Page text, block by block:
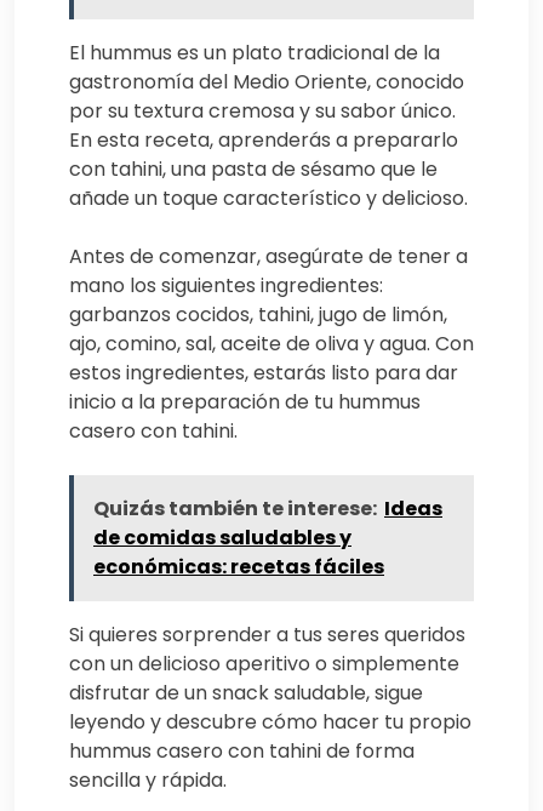
El hummus es un plato tradicional de la
gastronomía del Medio Oriente, conocido
por su textura cremosa y su sabor único.
En esta receta, aprenderás a prepararlo
con tahini, una pasta de sésamo que le
añade un toque característico y delicioso.
Antes de comenzar, asegúrate de tener a
mano los siguientes ingredientes:
garbanzos cocidos, tahini, jugo de limón,
ajo, comino, sal, aceite de oliva y agua. Con
estos ingredientes, estarás listo para dar
inicio a la preparación de tu hummus
casero con tahini.
Quizás también te interese: Ideas
de comidas saludables y
económicas: recetas fáciles
Si quieres sorprender a tus seres queridos
con un delicioso aperitivo o simplemente
disfrutar de un snack saludable, sigue
leyendo y descubre cómo hacer tu propio
hummus casero con tahini de forma
sencilla y rápida.